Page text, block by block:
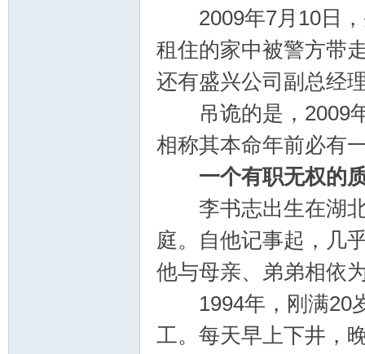
2009年7月10日，
租住的家中被警方带
还有盛兴公司副总经
吊诡的是，2009年
相称其本命年前必有
一个有职无权的
李书志出生在湖北
庭。自他记事起，几
他与母亲、弟弟相依
1994年，刚满20岁
工。每天早上下井，